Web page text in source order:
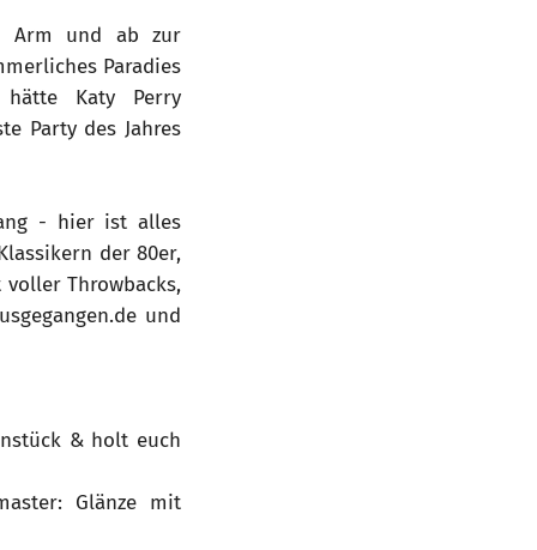
Arm und ab zur
Paradies
Katy Perry
Party des Jahres
- hier ist alles
der 80er,
Throwbacks,
und
& holt euch
Glänze mit